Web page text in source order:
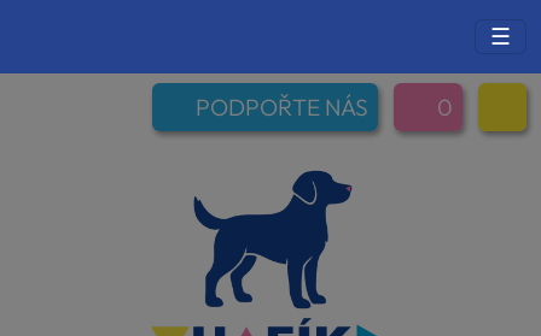
☰
PODPOŘTE NÁS 0